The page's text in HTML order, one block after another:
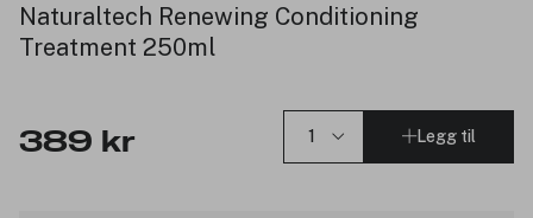
Naturaltech Renewing Conditioning
Treatment 250ml
389 kr Legg til